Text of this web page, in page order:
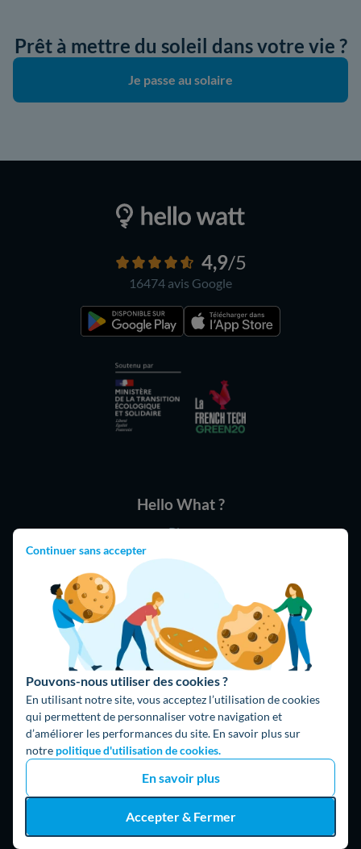
Continuer sans accepter
Pouvons-nous utiliser des cookies ?
En utilisant notre site, vous acceptez l’utilisation de cookies
qui permettent de personnaliser votre navigation et
d’améliorer les performances du site. En savoir plus sur
notre politique d'utilisation de cookies.
En savoir plus
Accepter & Fermer
Prêt à mettre du soleil dans votre vie ?
Je passe au solaire
4,9/5
16474 avis Google
Hello What ?
Blog
L'équipe de rédaction
Hello Watt Espagne
Hello Team
Jobs
Parrainage
Rejoindre notre réseau d'artisans
Hello !
09 75 18 60 60 (8h-21h)
75018 Paris